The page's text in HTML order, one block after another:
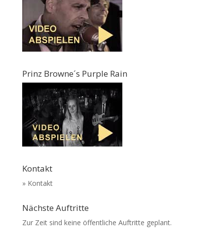
Prinz Browne´s Purple Rain
Kontakt
» Kontakt
Nächste Auftritte
Zur Zeit sind keine öffentliche Auftritte geplant.